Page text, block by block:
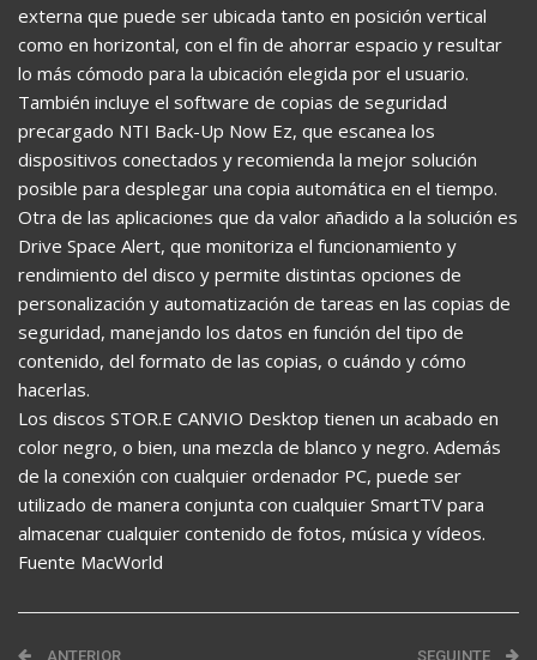
externa que puede ser ubicada tanto en posición vertical
como en horizontal, con el fin de ahorrar espacio y resultar
lo más cómodo para la ubicación elegida por el usuario.
También incluye el software de copias de seguridad
precargado NTI Back-Up Now Ez, que escanea los
dispositivos conectados y recomienda la mejor solución
posible para desplegar una copia automática en el tiempo.
Otra de las aplicaciones que da valor añadido a la solución es
Drive Space Alert, que monitoriza el funcionamiento y
rendimiento del disco y permite distintas opciones de
personalización y automatización de tareas en las copias de
seguridad, manejando los datos en función del tipo de
contenido, del formato de las copias, o cuándo y cómo
hacerlas.
Los discos STOR.E CANVIO Desktop tienen un acabado en
color negro, o bien, una mezcla de blanco y negro. Además
de la conexión con cualquier ordenador PC, puede ser
utilizado de manera conjunta con cualquier SmartTV para
almacenar cualquier contenido de fotos, música y vídeos.
Fuente MacWorld
ANTERIOR SEGUINTE